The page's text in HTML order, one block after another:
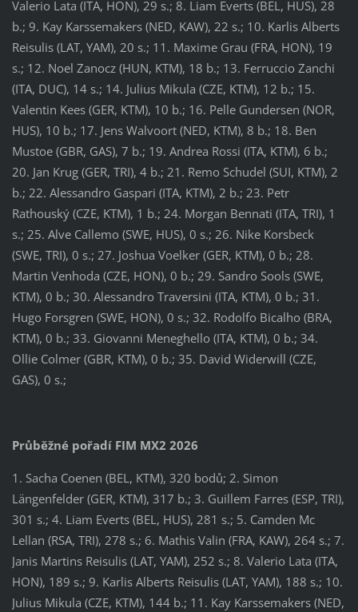
Valerio Lata (ITA, HON), 29 s.; 8. Liam Everts (BEL, HUS), 28
b.; 9. Kay Karssemakers (NED, KAW), 22 s.; 10. Karlis Alberts
Reisulis (LAT, YAM), 20 s.; 11. Maxime Grau (FRA, HON), 19
s.; 12. Noel Zanocz (HUN, KTM), 18 b.; 13. Ferruccio Zanchi
(ITA, DUC), 14 s.; 14. Julius Mikula (CZE, KTM), 12 b.; 15.
Valentin Kees (GER, KTM), 10 b.; 16. Pelle Gundersen (NOR,
HUS), 10 b.; 17. Jens Walvoort (NED, KTM), 8 b.; 18. Ben
Mustoe (GBR, GAS), 7 b.; 19. Andrea Rossi (ITA, KTM), 6 b.;
20. Jan Krug (GER, TRI), 4 b.; 21. Remo Schudel (SUI, KTM), 2
b.; 22. Alessandro Gaspari (ITA, KTM), 2 b.; 23. Petr
Rathouský (CZE, KTM), 1 b.; 24. Morgan Bennati (ITA, TRI), 1
s.; 25. Alve Callemo (SWE, HUS), 0 s.; 26. Nike Korsbeck
(SWE, TRI), 0 s.; 27. Joshua Voelker (GER, KTM), 0 b.; 28.
Martin Venhoda (CZE, HON), 0 b.; 29. Sandro Sools (SWE,
KTM), 0 b.; 30. Alessandro Traversini (ITA, KTM), 0 b.; 31.
Hugo Forsgren (SWE, HON), 0 s.; 32. Rodolfo Bicalho (BRA,
KTM), 0 b.; 33. Giovanni Meneghello (ITA, KTM), 0 b.; 34.
Ollie Colmer (GBR, KTM), 0 b.; 35. David Widerwill (CZE,
GAS), 0 s.;
Průběžné pořadí FIM MX2 2026
1. Sacha Coenen (BEL, KTM), 320 bodů; 2. Simon
Längenfelder (GER, KTM), 317 b.; 3. Guillem Farres (ESP, TRI),
301 s.; 4. Liam Everts (BEL, HUS), 281 s.; 5. Camden Mc
Lellan (RSA, TRI), 278 s.; 6. Mathis Valin (FRA, KAW), 264 s.; 7.
Janis Martins Reisulis (LAT, YAM), 252 s.; 8. Valerio Lata (ITA,
HON), 189 s.; 9. Karlis Alberts Reisulis (LAT, YAM), 188 s.; 10.
Julius Mikula (CZE, KTM), 144 b.; 11. Kay Karssemakers (NED,